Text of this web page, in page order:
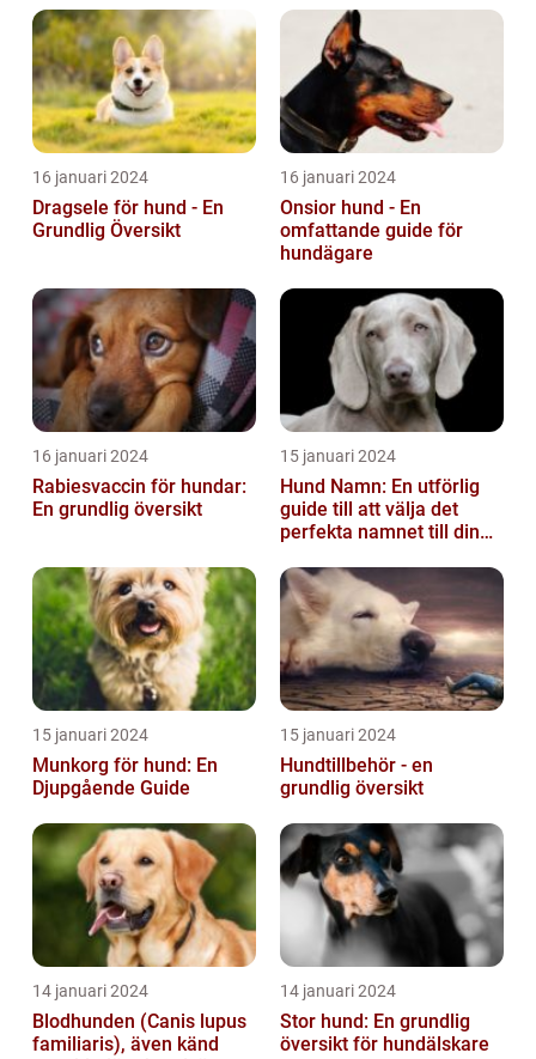
16 januari 2024
Dragsele för hund - En
Grundlig Översikt
16 januari 2024
Onsior hund - En
omfattande guide för
hundägare
16 januari 2024
Rabiesvaccin för hundar:
En grundlig översikt
15 januari 2024
Hund Namn: En utförlig
guide till att välja det
perfekta namnet till din
15 januari 2024
Munkorg för hund: En
Djupgående Guide
15 januari 2024
Hundtillbehör - en
grundlig översikt
14 januari 2024
Blodhunden (Canis lupus
familiaris), även känd
14 januari 2024
Stor hund: En grundlig
översikt för hundälskare